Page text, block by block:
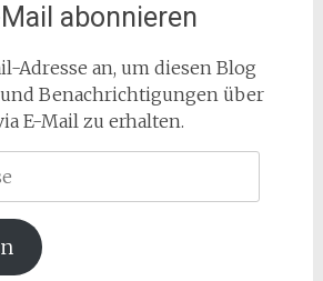
abonnieren
Adresse an, um diesen Blog
Benachrichtigungen über
E-Mail zu erhalten.